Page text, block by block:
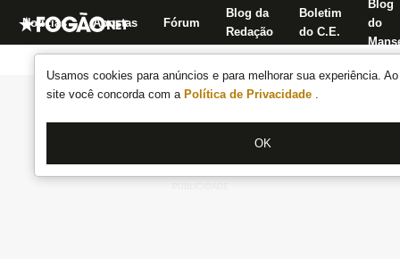
Usamos cookies para anúncios e para melhorar sua experiência.
site você concorda com a Política de Privacidade .
OK
Notícias Apostas Fórum
Blog da
Redação
Boletim
do C.E.
Blog
do